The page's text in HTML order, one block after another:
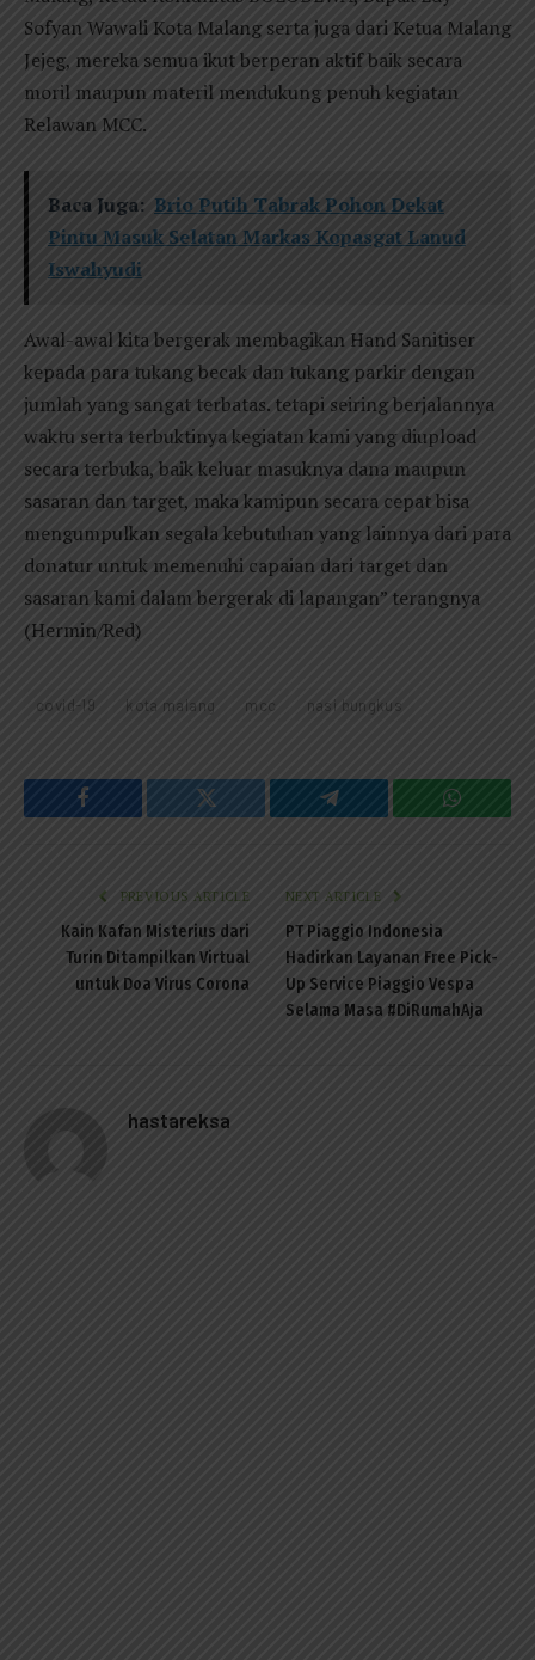
Sofyan Wawali Kota Malang serta juga dari Ketua Malang
Jejeg, mereka semua ikut berperan aktif baik secara
moril maupun materil mendukung penuh kegiatan
Relawan MCC.
Baca Juga: Brio Putih Tabrak Pohon Dekat
Pintu Masuk Selatan Markas Kopasgat Lanud
Iswahyudi
Awal-awal kita bergerak membagikan Hand Sanitiser
kepada para tukang becak dan tukang parkir dengan
jumlah yang sangat terbatas. tetapi seiring berjalannya
waktu serta terbuktinya kegiatan kami yang diupload
secara terbuka, baik keluar masuknya dana maupun
sasaran dan target, maka kamipun secara cepat bisa
mengumpulkan segala kebutuhan yang lainnya dari para
donatur untuk memenuhi capaian dari target dan
sasaran kami dalam bergerak di lapangan” terangnya
(Hermin/Red)
covid-19 kota malang mcc nasi bungkus
Facebook Twitter Telegram
PREVIOUS ARTICLE
Kain Kafan Misterius dari
Turin Ditampilkan Virtual
untuk Doa Virus Corona
NEXT ARTICLE
PT Piaggio Indonesia
Hadirkan Layanan Free Pick-
Up Service Piaggio Vespa
Selama Masa #DiRumahAja
hastareksa